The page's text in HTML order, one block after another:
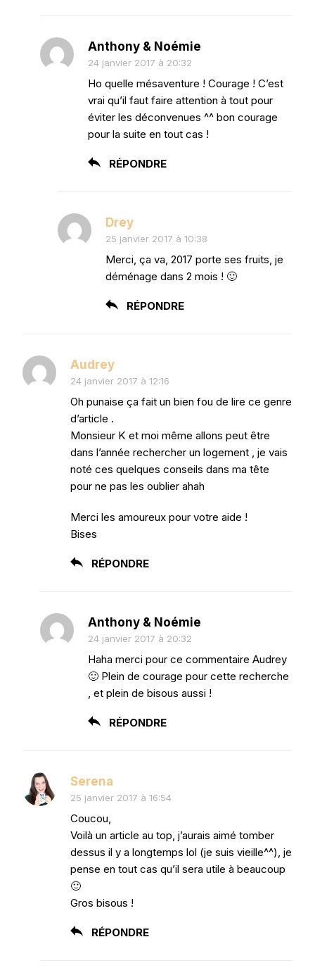
Anthony & Noémie
24 janvier 2017 à 20:32
Ho quelle mésaventure ! Courage ! C’est
vrai qu’il faut faire attention à tout pour
éviter les déconvenues ^^ bon courage
pour la suite en tout cas !
RÉPONDRE
Drey
25 janvier 2017 à 10:38
Merci, ça va, 2017 porte ses fruits, je
déménage dans 2 mois ! 🙂
RÉPONDRE
Audrey
24 janvier 2017 à 12:16
Oh punaise ça fait un bien fou de lire ce genre
d’article .
Monsieur K et moi même allons peut être
dans l’année rechercher un logement , je vais
noté ces quelques conseils dans ma tête
pour ne pas les oublier ahah
Merci les amoureux pour votre aide !
Bises
RÉPONDRE
Anthony & Noémie
24 janvier 2017 à 20:32
Haha merci pour ce commentaire Audrey
🙂 Plein de courage pour cette recherche
, et plein de bisous aussi !
RÉPONDRE
Serena
25 janvier 2017 à 16:54
Coucou,
Voilà un article au top, j’aurais aimé tomber
dessus il y a longtemps lol (je suis vieille^^), je
pense en tout cas qu’il sera utile à beaucoup
🙂
Gros bisous !
RÉPONDRE